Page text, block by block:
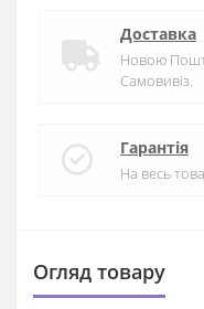
Доставка
Новою
Самовивіз.
Гарантія
На весь
Огляд товару